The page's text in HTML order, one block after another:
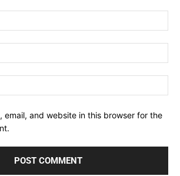
email, and website in this browser for the